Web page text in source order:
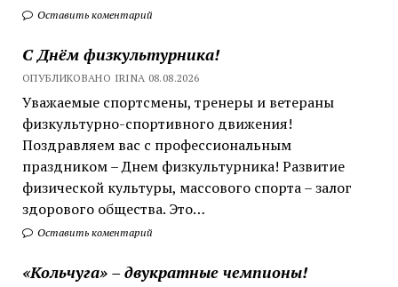
Оставить коментарий
С Днём физкультурника!
ОПУБЛИКОВАНО IRINA 08.08.2026
Уважаемые спортсмены, тренеры и ветераны
физкультурно-спортивного движения!
Поздравляем вас с профессиональным
праздником – Днем физкультурника! Развитие
физической культуры, массового спорта – залог
здорового общества. Это…
Оставить коментарий
«Кольчуга» – двукратные чемпионы!